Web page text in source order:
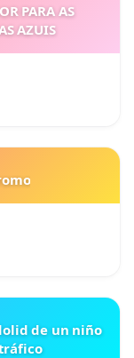
PARA AS
AZUIS
de un niño